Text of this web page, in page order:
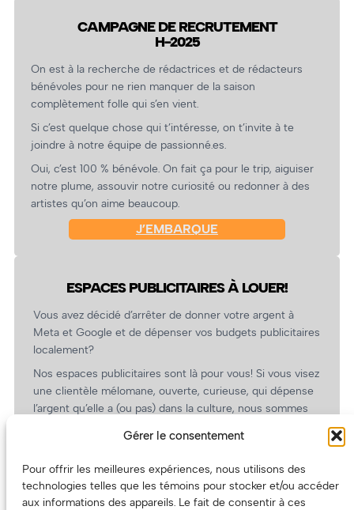
Gérer le consentement
Pour offrir les meilleures expériences, nous utilisons des
technologies telles que les témoins pour stocker et/ou accéder
aux informations des appareils. Le fait de consentir à ces
CAMPAGNE DE RECRUTEMENT
H-2025
On est à la recherche de rédactrices et de rédacteurs
bénévoles pour ne rien manquer de la saison
complètement folle qui s’en vient.
Si c’est quelque chose qui t’intéresse, on t’invite à te
joindre à notre équipe de passionné.es.
Oui, c’est 100 % bénévole. On fait ça pour le trip, aiguiser
notre plume, assouvir notre curiosité ou redonner à des
artistes qu’on aime beaucoup.
J’EMBARQUE
ESPACES PUBLICITAIRES À LOUER!
Vous avez décidé d’arrêter de donner votre argent à
Meta et Google et de dépenser vos budgets publicitaires
localement?
Nos espaces publicitaires sont là pour vous! Si vous visez
une clientèle mélomane, ouverte, curieuse, qui dépense
l’argent qu’elle a (ou pas) dans la culture, nous sommes
revient.
(Oui, on va avoir des tarifs spéciaux pour vous, les